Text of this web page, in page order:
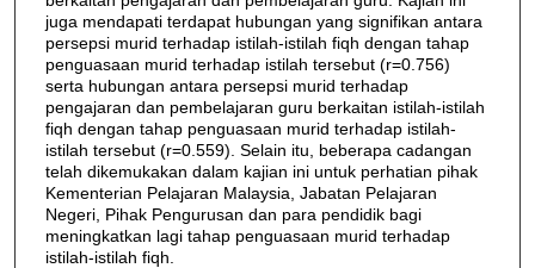
juga mendapati terdapat hubungan yang signifikan antara
persepsi murid terhadap istilah-istilah fiqh dengan tahap
penguasaan murid terhadap istilah tersebut (r=0.756)
serta hubungan antara persepsi murid terhadap
pengajaran dan pembelajaran guru berkaitan istilah-istilah
fiqh dengan tahap penguasaan murid terhadap istilah-
istilah tersebut (r=0.559). Selain itu, beberapa cadangan
telah dikemukakan dalam kajian ini untuk perhatian pihak
Kementerian Pelajaran Malaysia, Jabatan Pelajaran
Negeri, Pihak Pengurusan dan para pendidik bagi
meningkatkan lagi tahap penguasaan murid terhadap
istilah-istilah fiqh.